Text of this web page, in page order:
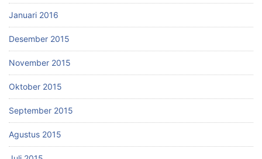
Januari 2016
Desember 2015
November 2015
Oktober 2015
September 2015
Agustus 2015